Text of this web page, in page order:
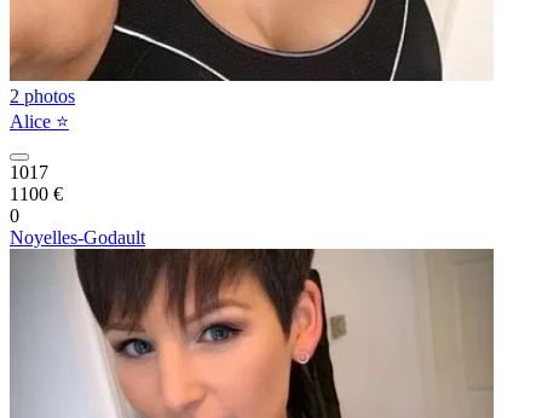
2 photos
Alice ⭐️
1017
1100 €
0
Noyelles-Godault